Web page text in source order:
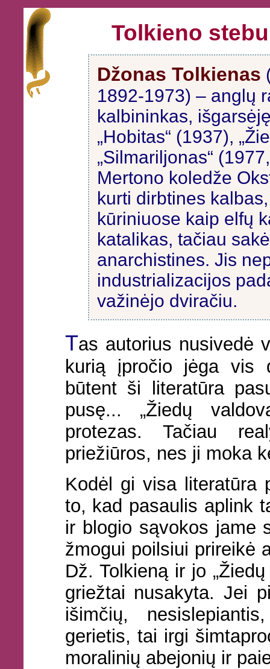
Tolkieno
Džonas Tolkienas
1892-1973) – anglų
kalbininkas,
„Hobitas“ (1937),
„Silmariljonas“
Mertono koledže
kurti dirbtines
kūriniuose kaip elfų
katalikas, tačiau
anarchistines. Jis
industrializacijos
važinėjo dviračiu.
Tas autorius nusivedė
kurią įpročio jėga vis
būtent ši literatūra
pusę... „Žiedų
protezas. Tačiau
priežiūros, nes ji moka
Kodėl gi visa literatūra
to, kad pasaulis aplink
ir blogio sąvokos jame
žmogui poilsiui prireikė
Dž. Tolkieną ir jo
griežtai nusakyta. Jei
išimčių,
gerietis, tai irgi
moralinių abejonių ir